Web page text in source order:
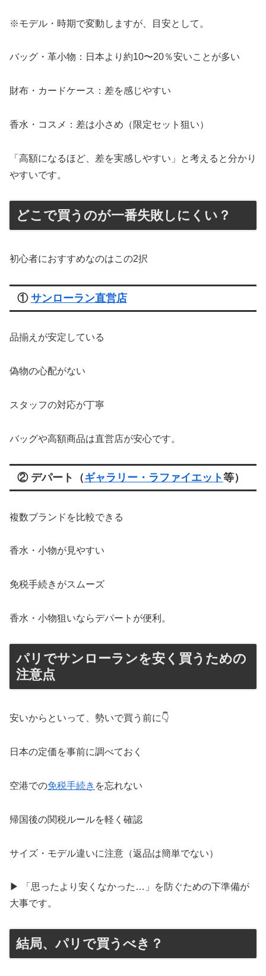
※モデル・時期で変動しますが、目安として。
バッグ・革小物：日本より約10〜20％安いことが多い
財布・カードケース：差を感じやすい
香水・コスメ：差は小さめ（限定セット狙い）
「高額になるほど、差を実感しやすい」と考えると分かり
やすいです。
どこで買うのが一番失敗しにくい？
初心者におすすめなのはこの2択
① サンローラン直営店
品揃えが安定している
偽物の心配がない
スタッフの対応が丁寧
バッグや高額商品は直営店が安心です。
② デパート（ギャラリー・ラファイエット等）
複数ブランドを比較できる
香水・小物が見やすい
免税手続きがスムーズ
香水・小物狙いならデパートが便利。
パリでサンローランを安く買うための
注意点
安いからといって、勢いで買う前に👇
日本の定価を事前に調べておく
空港での免税手続き を忘れない
帰国後の関税ルールを軽く確認
サイズ・モデル違いに注意（返品は簡単でない）
▶ 「思ったより安くなかった…」を防ぐための下準備が
大事です。
結局、パリで買うべき？